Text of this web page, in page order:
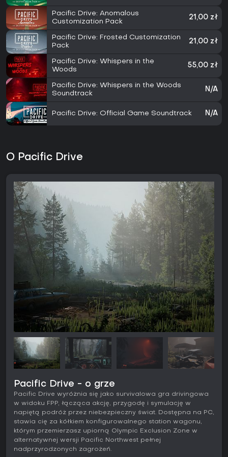
Pacific Drive: Anomalous
Customization Pack
21,00 zł
Pacific Drive: Frosted Customization
Pack
21,00 zł
Pacific Drive: Whispers in the
Woods
55,00 zł
Pacific Drive: Whispers in the Woods
Soundtrack
N/A
Pacific Drive: Official Game Soundtrack N/A
O Pacific Drive
Pacific Drive - o grze
Pacific Drive wyróżnia się jako survivalowa gra drivingowa
w widoku FPP, łącząca akcję, przygodę i symulację w
napiętą podróż przez niebezpieczny świat. Dostępna na PC,
stawia cię za kółkiem konfigurowalnego station wagonu,
którym przemierzasz upiorną Olympic Exclusion Zone w
alternatywnej wersji Pacific Northwest pełnej
nadprzyrodzonych zagrożeń.